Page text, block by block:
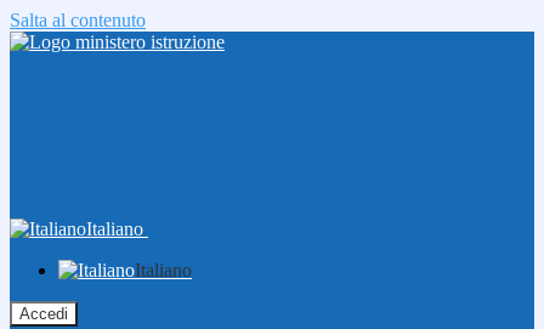
Salta al contenuto
Italiano
Italiano
Accedi